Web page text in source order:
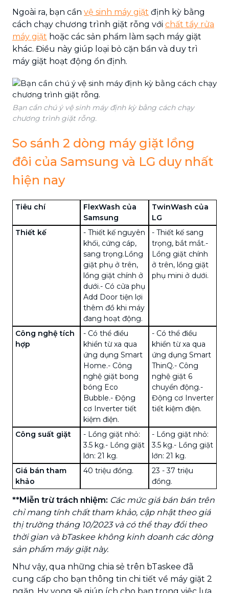
Ngoài ra, bạn cần vệ sinh máy giặt định kỳ bằng
cách chạy chương trình giặt rỗng với chất tẩy rửa
máy giặt hoặc các sản phẩm làm sạch máy giặt
khác. Điều này giúp loại bỏ cặn bẩn và duy trì
máy giặt hoạt động ổn định.
Bạn cần chú ý vệ sinh máy định kỳ bằng cách chạy
chương trình giặt rỗng.
So sánh 2 dòng máy giặt lồng
đôi của Samsung và LG duy nhất
hiện nay
Tiêu chí
FlexWash của
Samsung
TwinWash của
LG
Thiết kế
- Thiết kế nguyên
khối, cứng cáp,
sang trọng.Lồng
giặt phụ ở trên,
lồng giặt chính ở
dưới.- Có cửa phụ
Add Door tiện lợi
thêm đồ khi máy
đang hoạt động.
- Thiết kế sang
trọng, bắt mắt.-
Lồng giặt chính
ở trên, lồng giặt
phụ mini ở dưới.
Công nghệ tích
hợp
- Có thể điều
khiển từ xa qua
ứng dụng Smart
Home.- Công
nghệ giặt bong
bóng Eco
Bubble.- Động
cơ Inverter tiết
kiệm điện.
- Có thể điều
khiển từ xa qua
ứng dụng Smart
ThinQ.- Công
nghệ giặt 6
chuyển động.-
Động cơ Inverter
tiết kiệm điện.
Công suất giặt
- Lồng giặt nhỏ:
3.5 kg.- Lồng giặt
lớn: 21 kg.
- Lồng giặt nhỏ:
3.5 kg.- Lồng giặt
lớn: 21 kg.
Giá bán tham
khảo
40 triệu đồng.
23 - 37 triệu
đồng.
**Miễn trừ trách nhiệm: Các mức giá bán bán trên
chỉ mang tính chất tham khảo, cập nhật theo giá
thị trường tháng 10/2023 và có thể thay đổi theo
thời gian và bTaskee không kinh doanh các dòng
sản phẩm máy giặt này.
Như vậy, qua những chia sẻ trên bTaskee đã
cung cấp cho bạn thông tin chi tiết về máy giặt 2
ngăn. Hy vọng sẽ giúp ích cho bạn trong việc lựa